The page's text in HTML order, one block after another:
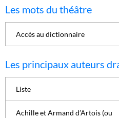
Les mots du théâtre
Accès au dictionnaire
Les principaux auteurs
Liste
Achille et Armand d’Artois (ou